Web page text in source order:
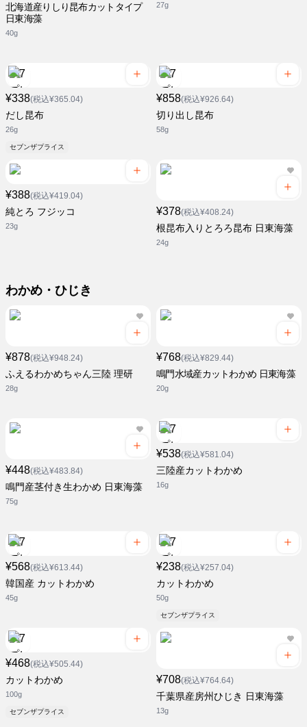
北海道産りしり昆布カットタイプ
日東海藻
40g
27g
¥338(税込¥365.04)
だし昆布
26g
セブンザプライス
¥858(税込¥926.64)
切り出し昆布
58g
¥388(税込¥419.04)
純とろ フジッコ
23g
¥378(税込¥408.24)
根昆布入りとろろ昆布 日東海藻
24g
わかめ・ひじき
¥878(税込¥948.24)
ふえるわかめちゃん三陸 理研
28g
¥768(税込¥829.44)
鳴門水域産カットわかめ 日東海藻
20g
¥448(税込¥483.84)
鳴門産茎付き生わかめ 日東海藻
75g
¥538(税込¥581.04)
三陸産カットわかめ
16g
¥568(税込¥613.44)
韓国産 カットわかめ
45g
¥238(税込¥257.04)
カットわかめ
50g
セブンザプライス
¥468(税込¥505.44)
カットわかめ
100g
セブンザプライス
¥708(税込¥764.64)
千葉県産房州ひじき 日東海藻
13g